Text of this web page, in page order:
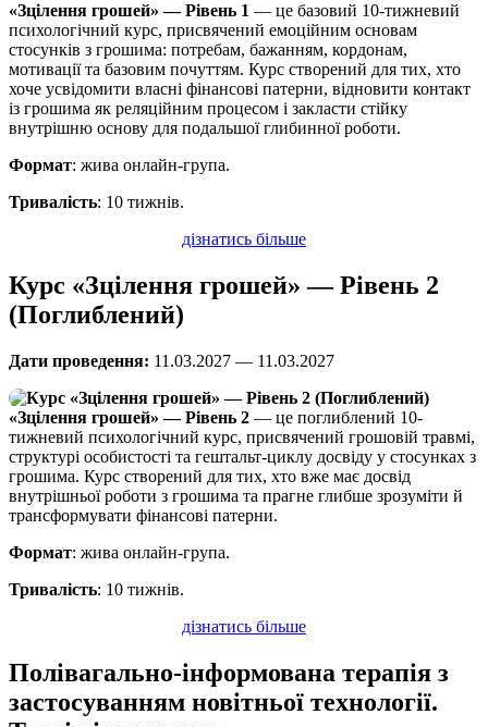
«Зцілення грошей» — Рівень 1 — це базовий 10-тижневий
психологічний курс, присвячений емоційним основам
стосунків з грошима: потребам, бажанням, кордонам,
мотивації та базовим почуттям. Курс створений для тих, хто
хоче усвідомити власні фінансові патерни, відновити контакт
із грошима як реляційним процесом і закласти стійку
внутрішню основу для подальшої глибинної роботи.
Формат: жива онлайн-група.
Тривалість: 10 тижнів.
дізнатись більше
Курс «Зцілення грошей» — Рівень 2
(Поглиблений)
Дати проведення: 11.03.2027 — 11.03.2027
«Зцілення грошей» — Рівень 2 — це поглиблений 10-
тижневий психологічний курс, присвячений грошовій травмі,
структурі особистості та гештальт-циклу досвіду у стосунках з
грошима. Курс створений для тих, хто вже має досвід
внутрішньої роботи з грошима та прагне глибше зрозуміти й
трансформувати фінансові патерни.
Формат: жива онлайн-група.
Тривалість: 10 тижнів.
дізнатись більше
Полівагально-інформована терапія з
застосуванням новітньої технології.